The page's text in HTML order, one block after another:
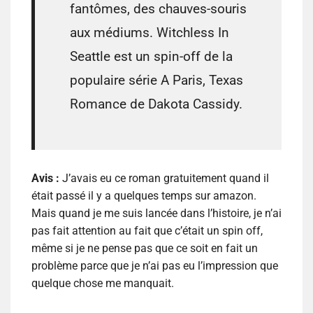
fantômes, des chauves-souris
aux médiums. Witchless In
Seattle est un spin-off de la
populaire série A Paris, Texas
Romance de Dakota Cassidy.
Avis : J’avais eu ce roman gratuitement quand il
était passé il y a quelques temps sur amazon.
Mais quand je me suis lancée dans l’histoire, je n’ai
pas fait attention au fait que c’était un spin off,
même si je ne pense pas que ce soit en fait un
problème parce que je n’ai pas eu l’impression que
quelque chose me manquait.